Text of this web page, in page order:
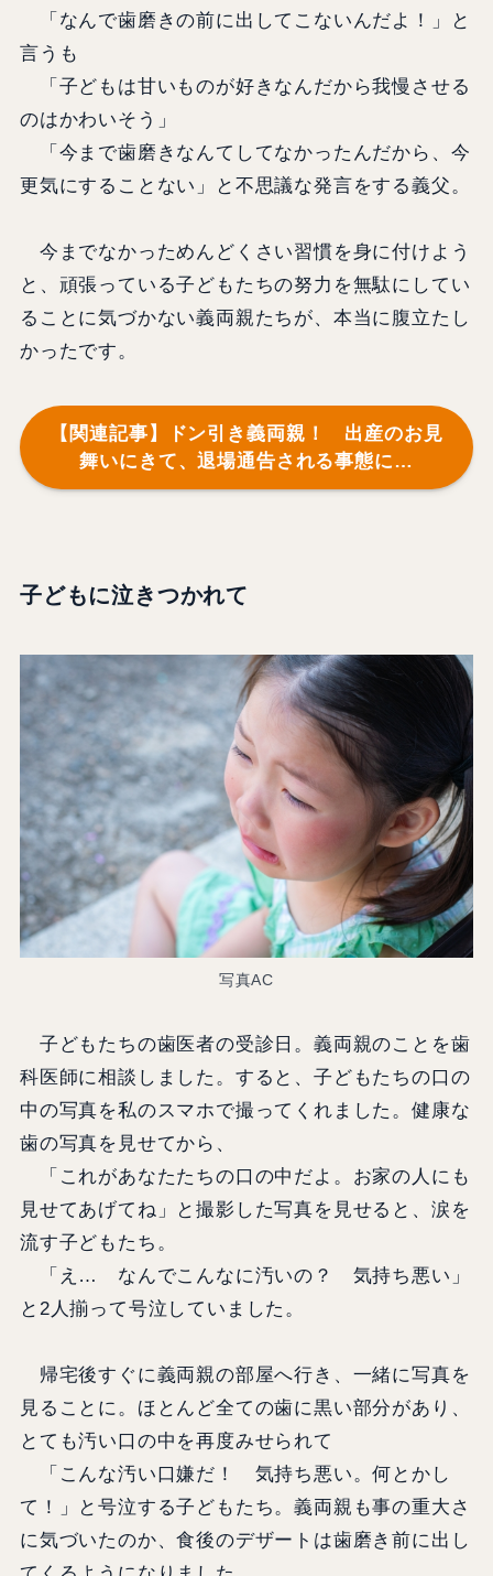
「なんで歯磨きの前に出してこないんだよ！」と
言うも
「子どもは甘いものが好きなんだから我慢させる
のはかわいそう」
「今まで歯磨きなんてしてなかったんだから、今
更気にすることない」と不思議な発言をする義父。
今までなかっためんどくさい習慣を身に付けよう
と、頑張っている子どもたちの努力を無駄にしてい
ることに気づかない義両親たちが、本当に腹立たし
かったです。
【関連記事】ドン引き義両親！ 出産のお見
舞いにきて、退場通告される事態に…
子どもに泣きつかれて
写真AC
子どもたちの歯医者の受診日。義両親のことを歯
科医師に相談しました。すると、子どもたちの口の
中の写真を私のスマホで撮ってくれました。健康な
歯の写真を見せてから、
「これがあなたたちの口の中だよ。お家の人にも
見せてあげてね」と撮影した写真を見せると、涙を
流す子どもたち。
「え… なんでこんなに汚いの？ 気持ち悪い」
と2人揃って号泣していました。
帰宅後すぐに義両親の部屋へ行き、一緒に写真を
見ることに。ほとんど全ての歯に黒い部分があり、
とても汚い口の中を再度みせられて
「こんな汚い口嫌だ！ 気持ち悪い。何とかし
て！」と号泣する子どもたち。義両親も事の重大さ
に気づいたのか、食後のデザートは歯磨き前に出し